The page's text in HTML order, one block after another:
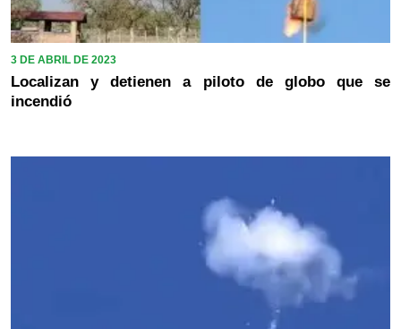
3 DE ABRIL DE 2023
Localizan y detienen a piloto de globo que se
incendió